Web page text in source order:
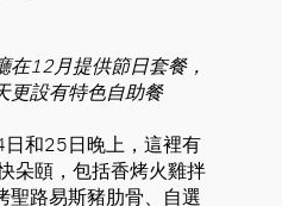
在12月提供節日套餐，
更設有特色自助餐
和25日晚上，這裡有
朵頤，包括香烤火雞拌
聖路易斯豬肋骨、自選